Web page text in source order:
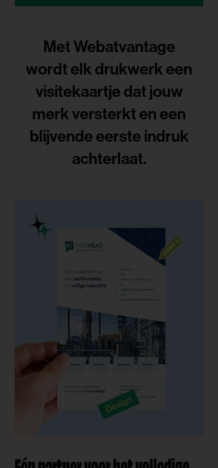
Met Webatvantage
wordt elk drukwerk een
visitekaartje dat jouw
merk versterkt en een
blijvende eerste indruk
achterlaat.